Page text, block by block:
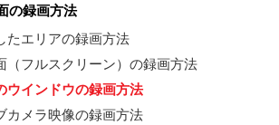
の録画方法
たエリアの録画方法
（フルスクリーン）の録画方法
ウインドウの録画方法
カメラ映像の録画方法